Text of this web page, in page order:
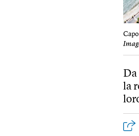
Da
la